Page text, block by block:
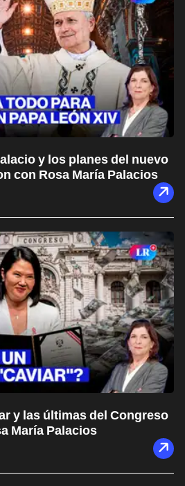
y los planes del nuevo
con Rosa María Palacios
y las últimas del Congreso
María Palacios